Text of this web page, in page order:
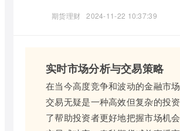
期货理财 2024-11-22 10:37:39
实时市场分析与交易策略
在当今高度竞争和波动的金融市
交易无疑是一种高效但复杂的投
了帮助投资者更好地把握市场机